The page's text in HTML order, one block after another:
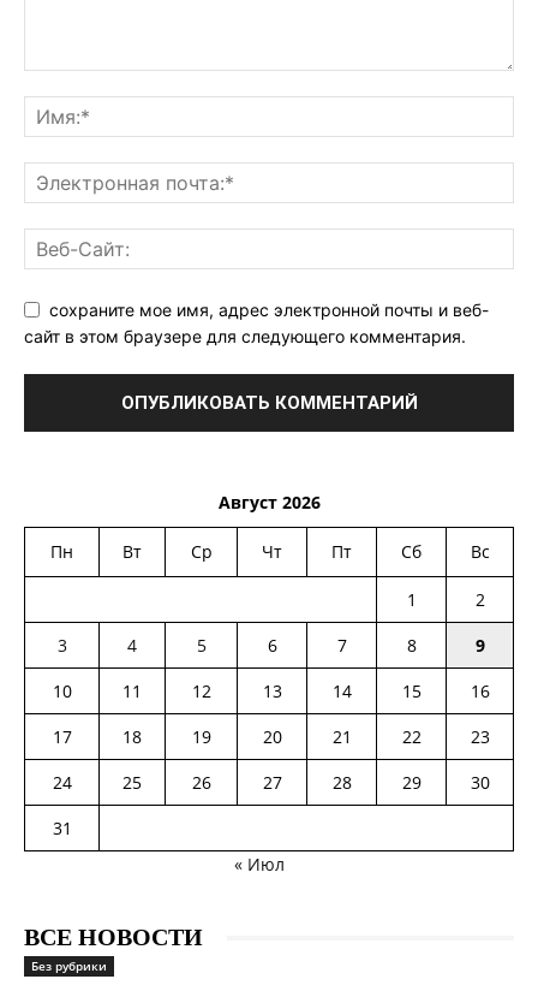
сохраните мое имя, адрес электронной почты и веб-
сайт в этом браузере для следующего комментария.
Август 2026
Пн Вт Ср Чт Пт Сб Вс
1
2
3
4 5 6 7 8
9
10
11 12 13 14 15
16
17
18 19 20 21 22
23
24
25 26 27 28 29
30
31
« Июл
ВСЕ НОВОСТИ
Без рубрики